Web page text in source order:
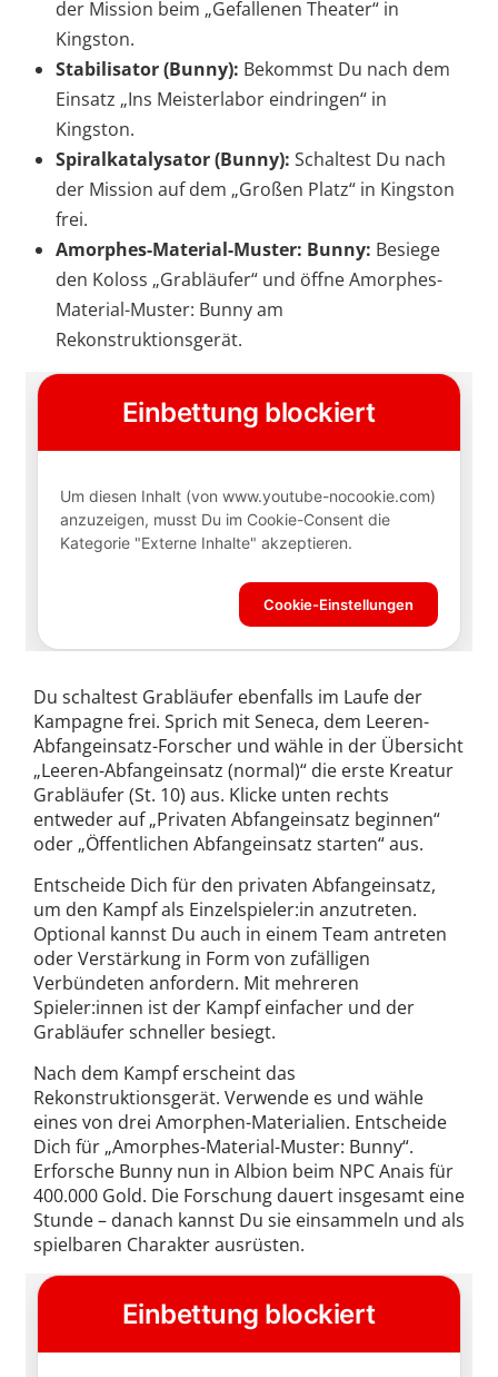
der Mission beim „Gefallenen Theater“ in
Kingston.
Stabilisator (Bunny): Bekommst Du nach dem
Einsatz „Ins Meisterlabor eindringen“ in
Kingston.
Spiralkatalysator (Bunny): Schaltest Du nach
der Mission auf dem „Großen Platz“ in Kingston
frei.
Amorphes-Material-Muster: Bunny: Besiege
den Koloss „Grabläufer“ und öffne Amorphes-
Material-Muster: Bunny am
Rekonstruktionsgerät.
Du schaltest Grabläufer ebenfalls im Laufe der
Kampagne frei. Sprich mit Seneca, dem Leeren-
Abfangeinsatz-Forscher und wähle in der Übersicht
„Leeren-Abfangeinsatz (normal)“ die erste Kreatur
Grabläufer (St. 10) aus. Klicke unten rechts
entweder auf „Privaten Abfangeinsatz beginnen“
oder „Öffentlichen Abfangeinsatz starten“ aus.
Entscheide Dich für den privaten Abfangeinsatz,
um den Kampf als Einzelspieler:in anzutreten.
Optional kannst Du auch in einem Team antreten
oder Verstärkung in Form von zufälligen
Verbündeten anfordern. Mit mehreren
Spieler:innen ist der Kampf einfacher und der
Grabläufer schneller besiegt.
Nach dem Kampf erscheint das
Rekonstruktionsgerät. Verwende es und wähle
eines von drei Amorphen-Materialien. Entscheide
Dich für „Amorphes-Material-Muster: Bunny“.
Erforsche Bunny nun in Albion beim NPC Anais für
400.000 Gold. Die Forschung dauert insgesamt eine
Stunde – danach kannst Du sie einsammeln und als
spielbaren Charakter ausrüsten.